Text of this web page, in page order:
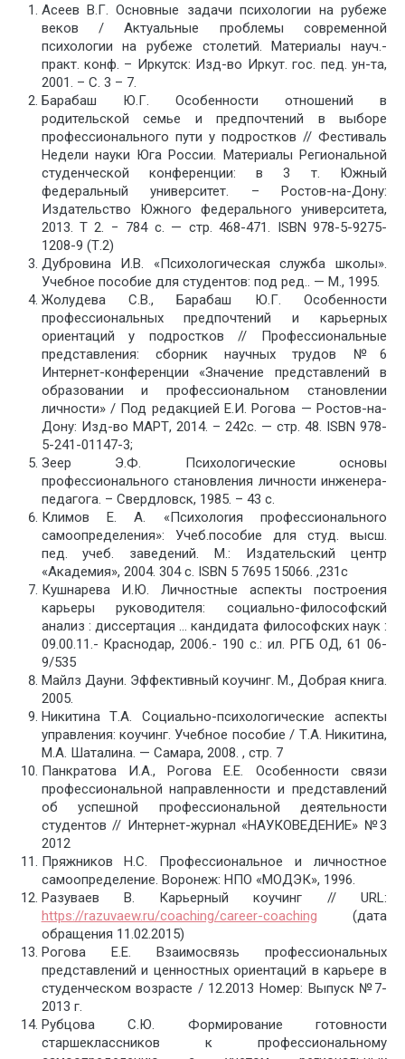
Асеев В.Г. Основные задачи психологии на рубеже
веков / Актуальные проблемы современной
психологии на рубеже столетий. Материалы науч.-
практ. конф. – Иркутск: Изд-во Иркут. гос. пед. ун-та,
2001. – С. 3 – 7.
Барабаш Ю.Г. Особенности отношений в
родительской семье и предпочтений в выборе
профессионального пути у подростков // Фестиваль
Недели науки Юга России. Материалы Региональной
студенческой конференции: в 3 т. Южный
федеральный университет. – Ростов-на-Дону:
Издательство Южного федерального университета,
2013. Т 2. − 784 с. — стр. 468-471. ISBN 978-5-9275-
1208-9 (Т.2)
Дубровина И.В. «Психологическая служба школы».
Учебное пособие для студентов: под ред.. — М., 1995.
Жолудева С.В., Барабаш Ю.Г. Особенности
профессиональных предпочтений и карьерных
ориентаций у подростков // Профессиональные
представления: сборник научных трудов №6
Интернет-конференции «Значение представлений в
образовании и профессиональном становлении
личности» / Под редакцией Е.И. Рогова — Ростов-на-
Дону: Изд-во МАРТ, 2014. – 242с. — стр. 48. ISBN 978-
5-241-01147-3;
Зеер Э.Ф. Психологические основы
профессионального становления личности инженера-
педагога. – Свердловск, 1985. – 43 с.
Климов Е. А. «Психолоrия профессиональноrо
самоопределения»: Учеб.пособие для студ. высш.
пед. учеб. заведений. М.: Издательский центр
«Академия», 2004. 304 с. ISBN 5 7695 15066. ,231c
Кушнарева И.Ю. Личностные аспекты построения
карьеры руководителя: социально-философский
анализ : диссертация … кандидата философских наук :
09.00.11.- Краснодар, 2006.- 190 с.: ил. РГБ ОД, 61 06-
9/535
Майлз Дауни. Эффективный коучинг. М., Добрая книга.
2005.
Никитина Т.А. Социально-психологические аспекты
управления: коучинг. Учебное пособие / Т.А. Никитина,
М.А. Шаталина. — Самара, 2008. , стр. 7
Панкратова И.А., Рогова Е.Е. Особенности связи
профессиональной направленности и представлений
об успешной профессиональной деятельности
студентов // Интернет-журнал «НАУКОВЕДЕНИЕ» №3
2012
Пряжников Н.С. Профессиональное и личностное
самоопределение. Воронеж: НПО «МОДЭК», 1996.
Разуваев В. Карьерный коучинг // URL:
https://razuvaew.ru/coaching/career-coaching (дата
обращения 11.02.2015)
Рогова Е.Е. Взаимосвязь профессиональных
представлений и ценностных ориентаций в карьере в
студенческом возрасте / 12.2013 Номер: Выпуск №7-
2013 г.
Рубцова С.Ю. Формирование готовности
старшеклассников к профессиональному